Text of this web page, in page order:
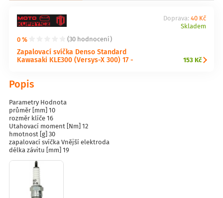
0 % (30 hodnocení)
Zapalovací svíčka Denso Standard
Kawasaki KLE300 (Versys-X 300) 17 -
Doprava: 40 Kč
Skladem
153 Kč
Popis
Parametry Hodnota
průměr [mm] 10
rozměr klíče 16
Utahovací moment [Nm] 12
hmotnost [g] 30
zapalovací svíčka Vnější elektroda
délka závitu [mm] 19